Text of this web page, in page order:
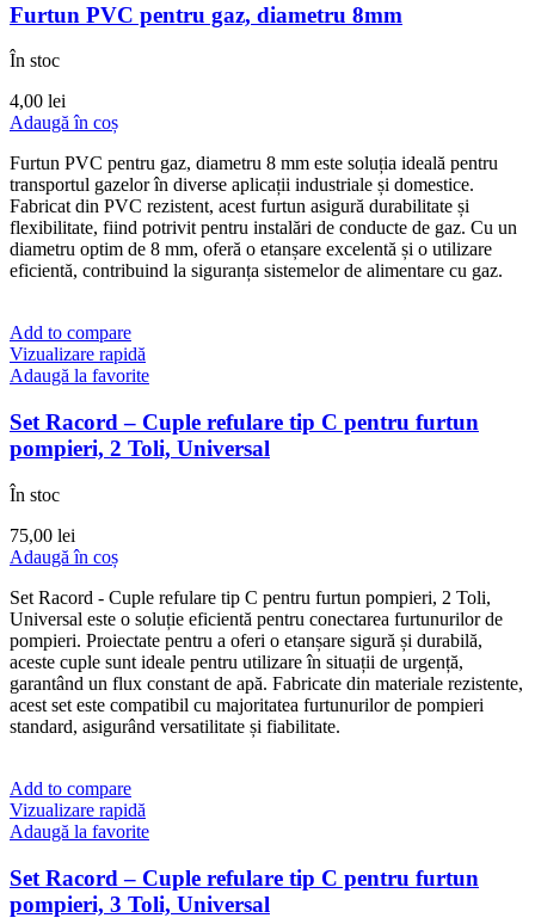
Furtun PVC pentru gaz, diametru 8mm
În stoc
4,00 lei
Adaugă în coș
Furtun PVC pentru gaz, diametru 8 mm este soluția ideală pentru
transportul gazelor în diverse aplicații industriale și domestice.
Fabricat din PVC rezistent, acest furtun asigură durabilitate și
flexibilitate, fiind potrivit pentru instalări de conducte de gaz. Cu un
diametru optim de 8 mm, oferă o etanșare excelentă și o utilizare
eficientă, contribuind la siguranța sistemelor de alimentare cu gaz.
Add to compare
Vizualizare rapidă
Adaugă la favorite
Set Racord – Cuple refulare tip C pentru furtun
pompieri, 2 Toli, Universal
În stoc
75,00 lei
Adaugă în coș
Set Racord - Cuple refulare tip C pentru furtun pompieri, 2 Toli,
Universal este o soluție eficientă pentru conectarea furtunurilor de
pompieri. Proiectate pentru a oferi o etanșare sigură și durabilă,
aceste cuple sunt ideale pentru utilizare în situații de urgență,
garantând un flux constant de apă. Fabricate din materiale rezistente,
acest set este compatibil cu majoritatea furtunurilor de pompieri
standard, asigurând versatilitate și fiabilitate.
Add to compare
Vizualizare rapidă
Adaugă la favorite
Set Racord – Cuple refulare tip C pentru furtun
pompieri, 3 Toli, Universal